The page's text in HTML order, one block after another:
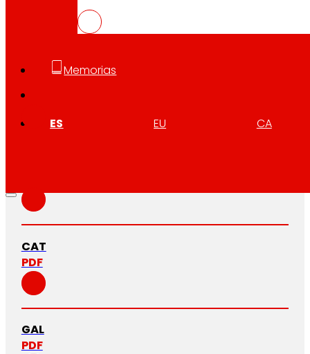
Memorias
ES EU CA
PDF
CAT
PDF
GAL
PDF